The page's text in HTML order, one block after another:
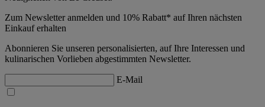
Zum Newsletter anmelden und 10% Rabatt* auf Ihren nächsten
Einkauf erhalten
Abonnieren Sie unseren personalisierten, auf Ihre Interessen und
kulinarischen Vorlieben abgestimmten Newsletter.
E-Mail